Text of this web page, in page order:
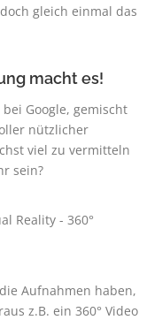
gleich einmal das
macht es!
Google, gemischt
nützlicher
viel zu vermitteln
sein?
Aufnahmen haben,
z.B. ein 360° Video